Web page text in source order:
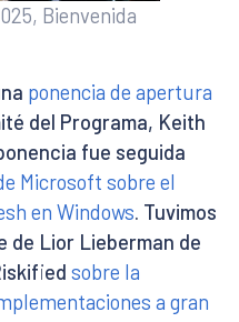
Bienvenida
ponencia de apertura
del Programa, Keith
fue seguida
Microsoft sobre el
en Windows. Tuvimos
de Lior Lieberman de
sobre la
a gran